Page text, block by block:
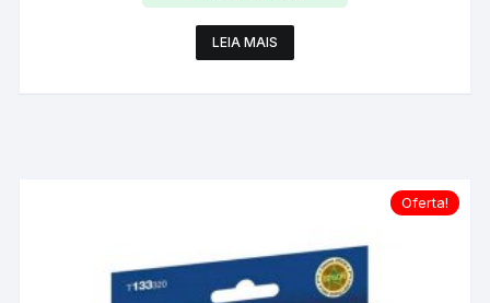
LEIA MAIS
Oferta!